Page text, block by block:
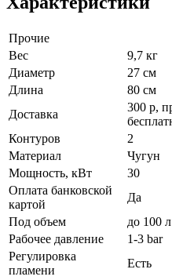
Прочие
Вес
9,7 кг
Диаметр
27 см
Длина
80 см
Доставка
300 р,
Контуров
2
Материал
Чугун
Мощность, кВт
30
Оплата банковской
картой
Да
Под объем
до 100 л
Рабочее давление
1-3 bar
Регулировка
пламени
Есть